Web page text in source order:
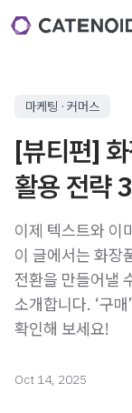
마케팅 · 커머스
[뷰티편]
활용 전략
이제 텍스트와 이
이 글에서는 화장
전환을 만들어낼
소개합니다. ‘구
확인해 보세요!
Oct 14, 2025